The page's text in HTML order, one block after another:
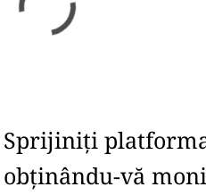
Sprijiniți
obținându-vă